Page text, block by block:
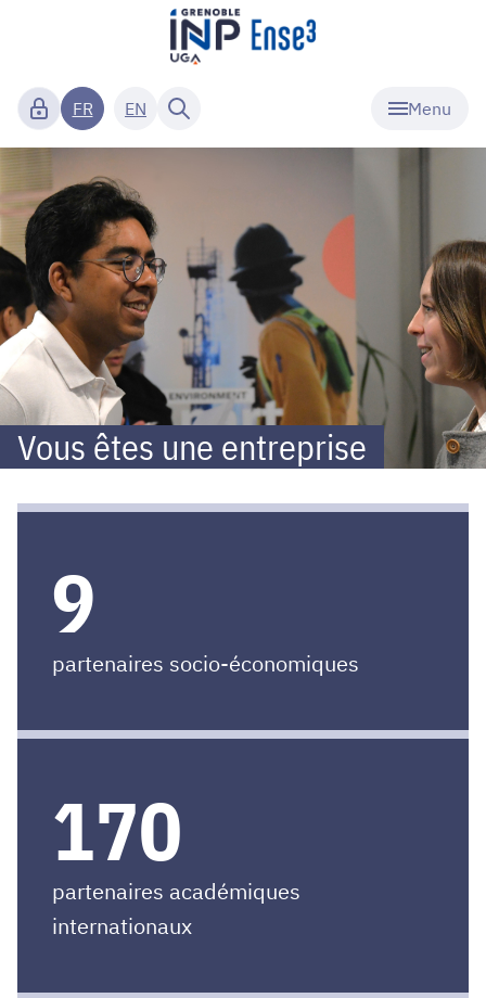
Menu
FR EN
Grenoble
INP
Ense3
-
Partenaires
Vous êtes une entreprise
9
partenaires socio-économiques
170
partenaires académiques
internationaux